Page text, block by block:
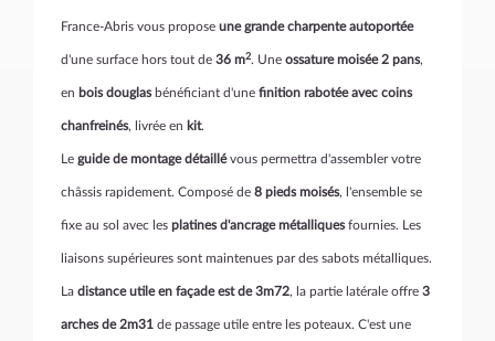
France-Abris vous propose une grande charpente autoportée
d'une surface hors tout de 36 m2. Une ossature moisée 2 pans,
en bois douglas bénéficiant d'une finition rabotée avec coins
chanfreinés, livrée en kit.
Le guide de montage détaillévous permettra d'assembler votre
châssis rapidement. Composé de 8 pieds moisés, l'ensemble se
fixe au sol avec les platines d'ancrage métalliquesfournies. Les
liaisons supérieures sont maintenues par des sabots métalliques.
La distance utile en façade est de 3m72, la partie latérale offre 3
arches de 2m31 de passage utile entre les poteaux. C'est une